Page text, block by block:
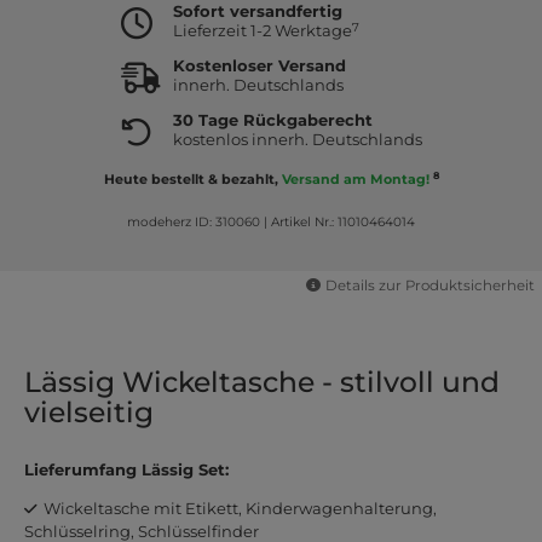
Sofort versandfertig
Lieferzeit 1-2 Werktage7
Kostenloser Versand
innerh. Deutschlands
30 Tage Rückgaberecht
kostenlos innerh. Deutschlands
Heute bestellt & bezahlt, Versand am Montag! 8
modeherz ID: 310060 | Artikel Nr.: 11010464014
Details zur Produktsicherheit
Lässig Wickeltasche - stilvoll und
vielseitig
Lieferumfang Lässig Set:
Wickeltasche mit Etikett, Kinderwagenhalterung,
Schlüsselring, Schlüsselfinder